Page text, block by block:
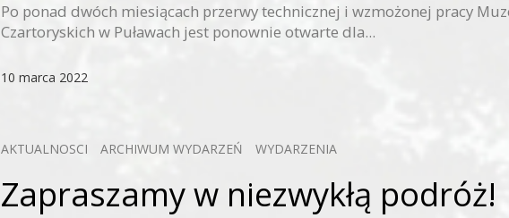
Po ponad dwóch miesiącach przerwy technicznej i wzmożonej pracy
Czartoryskich w Puławach jest ponownie otwarte dla...
10 marca 2022
AKTUALNOSCI ARCHIWUM WYDARZEŃ WYDARZENIA
Zapraszamy w niezwykłą podróż!